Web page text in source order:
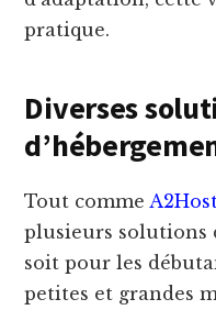
pratique.
Diverses
Tout comme
plusieurs solutions
soit pour les
petites et grandes